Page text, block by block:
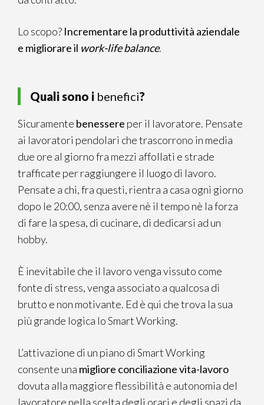
Lo scopo? Incrementare la produttività aziendale
e migliorare il work-life balance.
Quali sono i benefici?
Sicuramente benessere per il lavoratore. Pensate
ai lavoratori pendolari che trascorrono in media
due ore al giorno fra mezzi affollati e strade
trafficate per raggiungere il luogo di lavoro.
Pensate a chi, fra questi, rientra a casa ogni giorno
dopo le 20:00, senza avere nè il tempo nè la forza
di fare la spesa, di cucinare, di dedicarsi ad un
hobby.
È inevitabile che il lavoro venga vissuto come
fonte di stress, venga associato a qualcosa di
brutto e non motivante. Ed è qui che trova la sua
più grande logica lo Smart Working.
L’attivazione di un piano di Smart Working
consente una migliore conciliazione vita-lavoro
dovuta alla maggiore flessibilità e autonomia del
lavoratore nella scelta degli orari e degli spazi da